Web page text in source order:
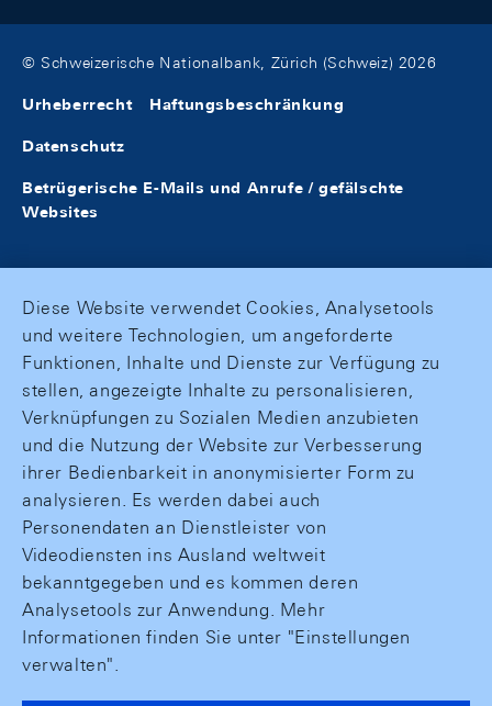
© Schweizerische Nationalbank, Zürich (Schweiz) 2026
Urheberrecht Haftungsbeschränkung
Datenschutz
Betrügerische E-Mails und Anrufe / gefälschte
Websites
Diese Website verwendet Cookies, Analysetools
und weitere Technologien, um angeforderte
Funktionen, Inhalte und Dienste zur Verfügung zu
stellen, angezeigte Inhalte zu personalisieren,
Verknüpfungen zu Sozialen Medien anzubieten
und die Nutzung der Website zur Verbesserung
ihrer Bedienbarkeit in anonymisierter Form zu
analysieren. Es werden dabei auch
Personendaten an Dienstleister von
Videodiensten ins Ausland weltweit
bekanntgegeben und es kommen deren
Analysetools zur Anwendung. Mehr
Informationen finden Sie unter "Einstellungen
verwalten".